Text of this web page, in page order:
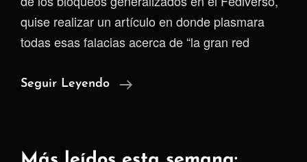
quise realizar un artículo en donde plasmara
todas esas falacias acerca de “la gran red
Seguir Leyendo
Descentralización